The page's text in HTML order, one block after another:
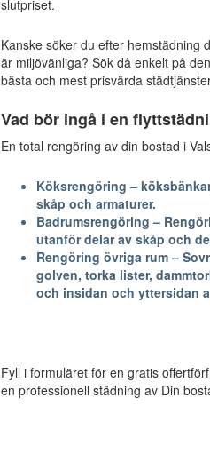
slutpriset.
Kanske söker du efter hemstädning
är miljövänliga? Sök då enkelt på
bästa och mest prisvärda
Vad bör ingå i en
En total rengöring av din bostad i
Köksrengöring –
skåp och armaturer.
Badrumsrengöring –
utanför delar av skåp och
Rengöring övriga rum –
golven, torka lister,
och insidan och yttersidan
Fyll i formuläret för en gratis
en professionell städning av Din